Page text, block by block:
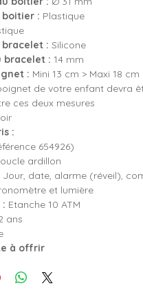
boitier : Plastique
: Silicone
bracelet : 14 mm
: Mini 13 cm > Maxi 18 cm
de votre enfant devra
ces deux mesures
:
654926)
ardillon
Jour, date, alarme (réveil),
et lumière
Etanche 10 ATM
ans
à offrir